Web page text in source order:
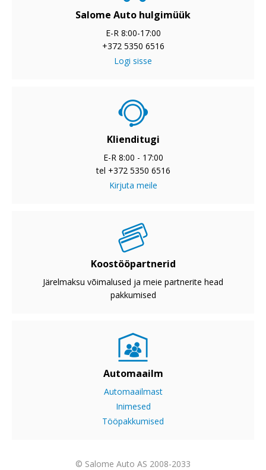
Salome Auto hulgimüük
E-R 8:00-17:00
+372 5350 6516
Logi sisse
Klienditugi
E-R 8:00 - 17:00
tel +372 5350 6516
Kirjuta meile
Koostööpartnerid
Järelmaksu võimalused ja meie partnerite head
pakkumised
Automaailm
Automaailmast
Inimesed
Tööpakkumised
© Salome Auto AS 2008-2033